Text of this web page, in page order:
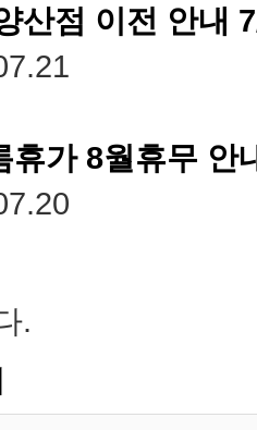
산점 이전 안내
휴가 8월휴무 안
.